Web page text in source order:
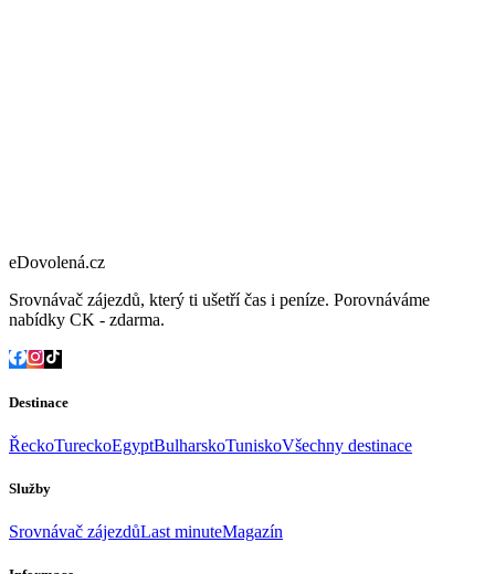
eDovolená.cz
Srovnávač zájezdů, který ti ušetří čas i peníze. Porovnáváme
nabídky CK - zdarma.
Destinace
ŘeckoTureckoEgyptBulharskoTuniskoVšechny destinace
Služby
Srovnávač zájezdůLast minuteMagazín